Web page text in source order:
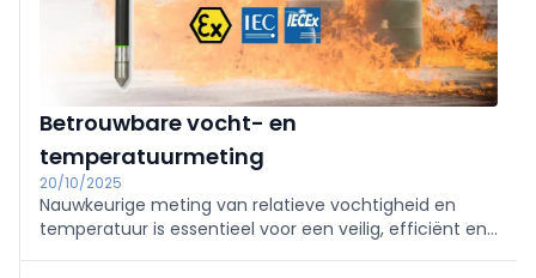
Betrouwbare vocht- en
temperatuurmeting
20/10/2025
Nauwkeurige meting van relatieve vochtigheid en
temperatuur is essentieel voor een veilig, efficiënt en